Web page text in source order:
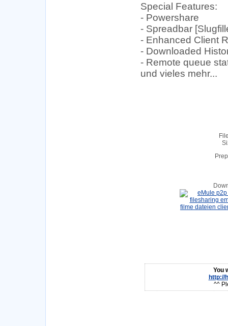
Special Features:
- Powershare
- Spreadbar
- Enhanced Client
- Downloaded
- Remote queue
und vieles mehr...
You
http://
^^